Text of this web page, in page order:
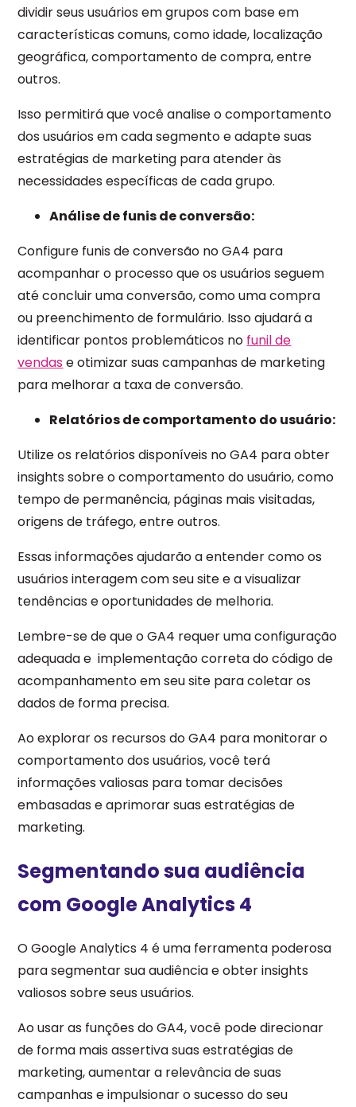
dividir seus usuários em grupos com base em
características comuns, como idade, localização
geográfica, comportamento de compra, entre
outros.
Isso permitirá que você analise o comportamento
dos usuários em cada segmento e adapte suas
estratégias de marketing para atender às
necessidades específicas de cada grupo.
Análise de funis de conversão:
Configure funis de conversão no GA4 para
acompanhar o processo que os usuários seguem
até concluir uma conversão, como uma compra
ou preenchimento de formulário. Isso ajudará a
identificar pontos problemáticos no funil de
vendas e otimizar suas campanhas de marketing
para melhorar a taxa de conversão.
Relatórios de comportamento do usuário:
Utilize os relatórios disponíveis no GA4 para obter
insights sobre o comportamento do usuário, como
tempo de permanência, páginas mais visitadas,
origens de tráfego, entre outros.
Essas informações ajudarão a entender como os
usuários interagem com seu site e a visualizar
tendências e oportunidades de melhoria.
Lembre-se de que o GA4 requer uma configuração
adequada e implementação correta do código de
acompanhamento em seu site para coletar os
dados de forma precisa.
Ao explorar os recursos do GA4 para monitorar o
comportamento dos usuários, você terá
informações valiosas para tomar decisões
embasadas e aprimorar suas estratégias de
marketing.
Segmentando sua audiência
com Google Analytics 4
O Google Analytics 4 é uma ferramenta poderosa
para segmentar sua audiência e obter insights
valiosos sobre seus usuários.
Ao usar as funções do GA4, você pode direcionar
de forma mais assertiva suas estratégias de
marketing, aumentar a relevância de suas
campanhas e impulsionar o sucesso do seu